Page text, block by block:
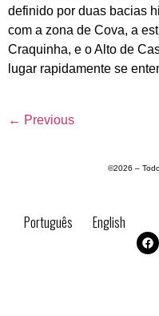
definido por duas bacias
com a zona de Cova, a
Craquinha, e o Alto de
lugar rapidamente se
← Previous
©2026 –
Português English